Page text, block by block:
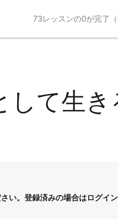
73レッスンの0が完了（
て生き
い。登録済みの場合はログイン